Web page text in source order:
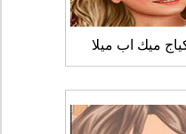
ميك اب ميلا